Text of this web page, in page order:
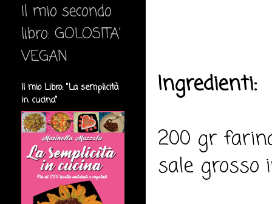
Ingredienti:
200 gr
sale grosso
Il mio secondo
libro: GOLOSITA'
VEGAN
Il mio Libro: "La semplicità
in cucina"